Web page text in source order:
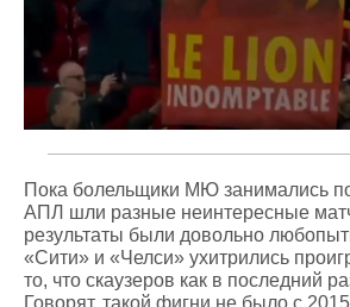
Пока болельщики МЮ занимались
АПЛ шли разные неинтересные
результаты были довольно
«Сити» и «Челси» ухитрились
то, что скаузеров как в последний
Говорят, такой фигни не было с